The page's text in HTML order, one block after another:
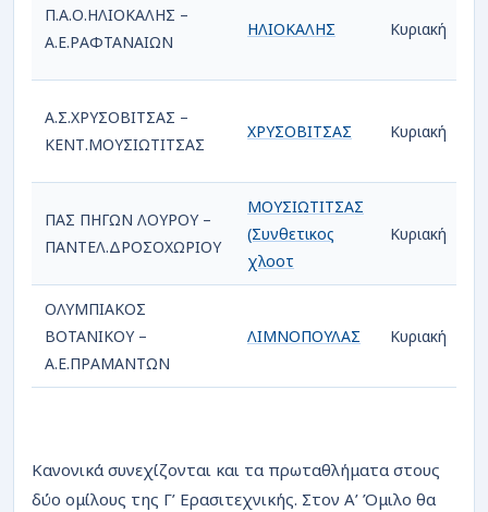
Π.Α.Ο.ΗΛΙΟΚΑΛΗΣ –
Α.Ε.ΡΑΦΤΑΝΑΙΩΝ
ΗΛΙΟΚΑΛΗΣ Κυριακή
Α.Σ.ΧΡΥΣΟΒΙΤΣΑΣ –
ΚΕΝΤ.ΜΟΥΣΙΩΤΙΤΣΑΣ
ΧΡΥΣΟΒΙΤΣΑΣ Κυριακή
ΠΑΣ ΠΗΓΩΝ ΛΟΥΡOY –
ΠΑΝΤΕΛ.ΔΡΟΣΟΧΩΡΙΟΥ
ΜΟΥΣΙΩΤΙΤΣΑΣ
(Συνθετικος
χλοοτ
Κυριακή
ΟΛΥΜΠΙΑΚΟΣ
ΒΟΤΑΝΙΚΟΥ –
Α.Ε.ΠΡΑΜΑΝΤΩΝ
ΛΙΜΝΟΠΟΥΛΑΣ Κυριακή
Κανονικά συνεχίζονται και τα πρωταθλήματα στους
δύο ομίλους της Γ’ Ερασιτεχνικής. Στον Α’ Όμιλο θα